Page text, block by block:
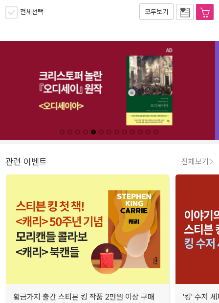
전체선택 모두보기
관련 이벤트 전체보기
황금가지 출간 스티븐 킹 작품 2만원 이상 구매
'킹' 수저